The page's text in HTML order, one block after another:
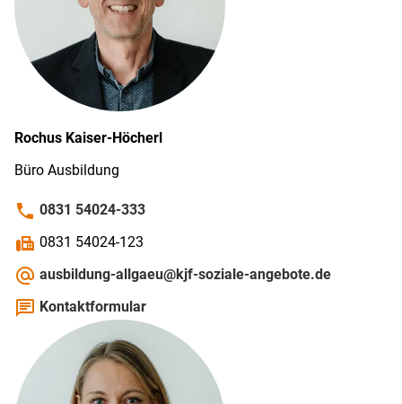
Rochus Kaiser-Höcherl
Büro Ausbildung
phone 0831 54024-333
fax 0831 54024-123
alternate_email ausbildung-allgaeu@kjf-soziale-angebote.de
chat Kontaktformular